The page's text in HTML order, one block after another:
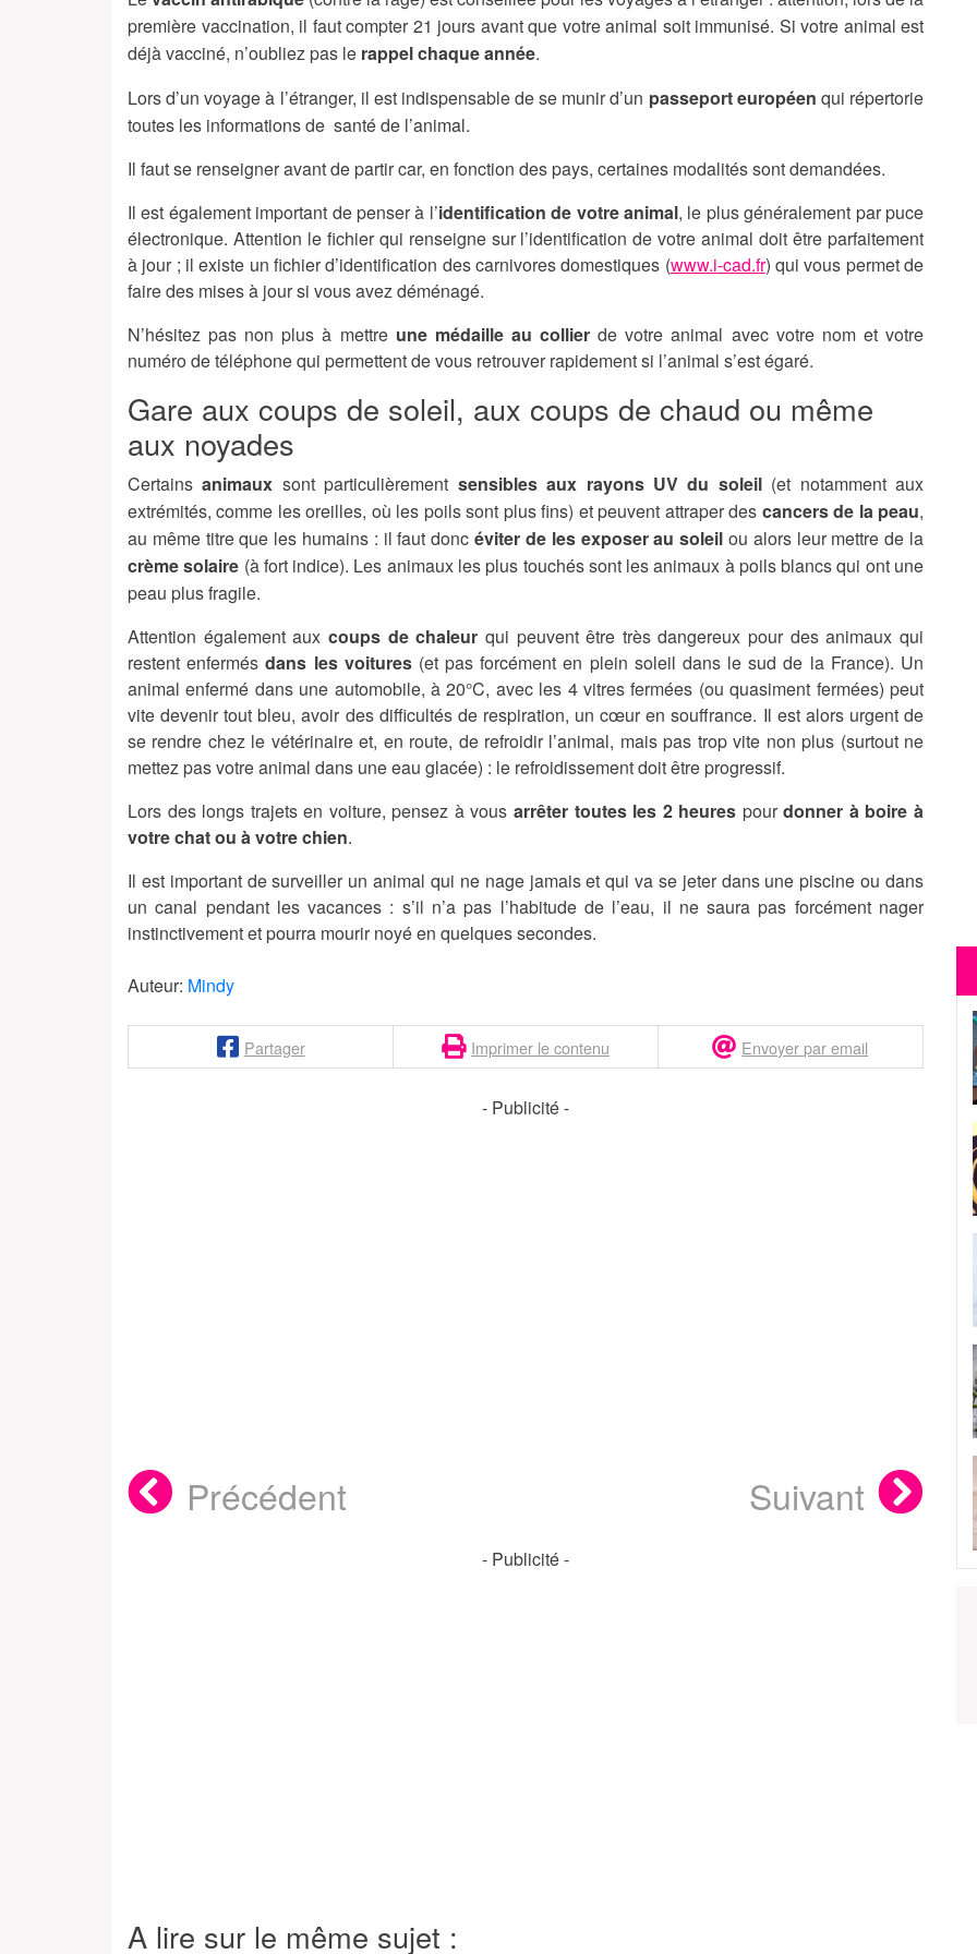
première vaccination, il faut compter 21 jours avant que votre animal soit immunisé. Si votre animal est
déjà vacciné, n’oubliez pas le rappel chaque année.
Lors d’un voyage à l’étranger, il est indispensable de se munir d’un passeport européen qui répertorie
toutes les informations de santé de l’animal.
Il faut se renseigner avant de partir car, en fonction des pays, certaines modalités sont demandées.
Il est également important de penser à l’identification de votre animal, le plus généralement par puce
électronique. Attention le fichier qui renseigne sur l’identification de votre animal doit être parfaitement
à jour ; il existe un fichier d’identification des carnivores domestiques (www.i-cad.fr) qui vous permet de
faire des mises à jour si vous avez déménagé.
N’hésitez pas non plus à mettre une médaille au collier de votre animal avec votre nom et votre
numéro de téléphone qui permettent de vous retrouver rapidement si l’animal s’est égaré.
Gare aux coups de soleil, aux coups de chaud ou même
aux noyades
Certains animaux sont particulièrement sensibles aux rayons UV du soleil (et notamment aux
extrémités, comme les oreilles, où les poils sont plus fins) et peuvent attraper des cancers de la peau,
au même titre que les humains : il faut doncéviter de les exposer au soleil ou alors leur mettre de la
crème solaire (à fort indice). Les animaux les plus touchés sont les animaux à poils blancs qui ont une
peau plus fragile.
Attention également aux coups de chaleur qui peuvent être très dangereux pour des animaux qui
restent enfermésdans les voitures(et pas forcément en plein soleil dans le sud de la France). Un
animal enfermé dans une automobile, à 20°C, avec les 4 vitres fermées (ou quasiment fermées) peut
vite devenir tout bleu, avoir des difficultés de respiration, un cœur en souffrance. Il est alors urgent de
se rendre chez le vétérinaire et, en route, de refroidir l’animal, mais pas trop vite non plus (surtout ne
mettez pas votre animal dans une eau glacée) : le refroidissement doit être progressif.
Lors des longs trajets en voiture, pensez à vous arrêter toutes les 2 heures pourdonner à boire à
votre chat ou à votre chien.
Il est important de surveiller un animal qui ne nage jamais et qui va se jeter dans une piscine ou dans
un canal pendant les vacances : s’il n’a pas l’habitude de l’eau, il ne saura pas forcément nager
instinctivement et pourra mourir noyé en quelques secondes.
Auteur: Mindy
Partager Imprimer le contenu Envoyer par email
- Publicité -
Précédent Suivant
- Publicité -
A lire sur le même sujet :